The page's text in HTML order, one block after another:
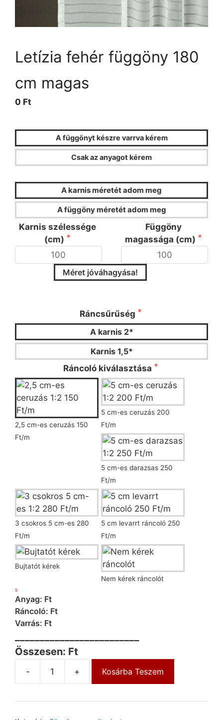
Letízia fehér függöny 180
cm magas
0 Ft
A függönyt készre varrva kérem
Csak az anyagot kérem
A karnis méretét adom meg
A függöny méretét adom meg
Karnis szélessége
(cm)
Függöny
magassága (cm)
Méret jóváhagyása!
Ráncsűrűség
A karnis 2*
Karnis 1,5*
Ráncoló kiválasztása
2,5 cm-es ceruzás 150
Ft/m
5 cm-es ceruzás 200
Ft/m
5 cm-es darazsas 250
Ft/m
3 csokros 5 cm-es 280
Ft/m
5 cm levarrt ráncoló 250
Ft/m
Bujtatót kérek
Nem kérek ráncolót
S
Anyag: Ft
Ráncoló: Ft
Varrás: Ft
Összesen: Ft
- + Kosárba Teszem